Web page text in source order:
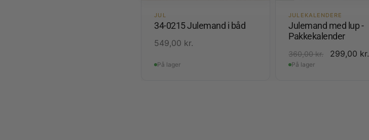
JUL
34-0215 Julemand i båd
549,00 kr.
På lager
JULEKALENDERE
Julemand med lup -
Pakkekalender
360,00kr. 299,00 kr.
På lager